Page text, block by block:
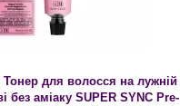
Тонер для волосся на лужній
без аміаку SUPER SYNC Pre-